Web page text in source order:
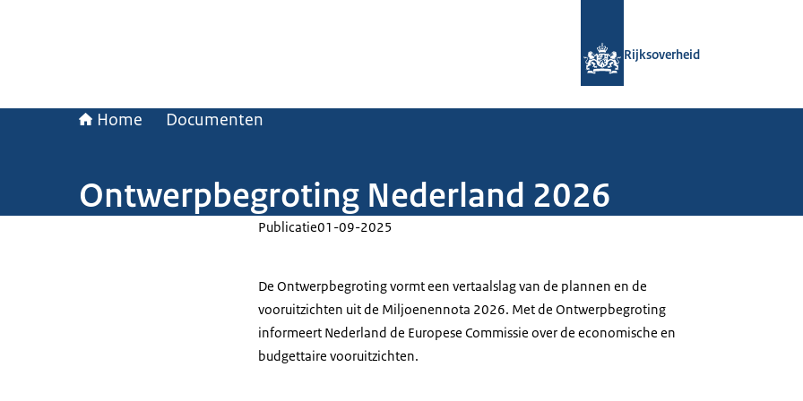
Rijksoverheid
Home Documenten
Ontwerpbegroting Nederland 2026
Publicatie01-09-2025
De Ontwerpbegroting vormt een vertaalslag van de plannen en de
vooruitzichten uit de Miljoenennota 2026. Met de Ontwerpbegroting
informeert Nederland de Europese Commissie over de economische en
budgettaire vooruitzichten.